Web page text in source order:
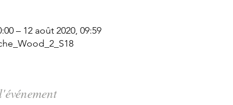
– 12 août 2020, 09:59